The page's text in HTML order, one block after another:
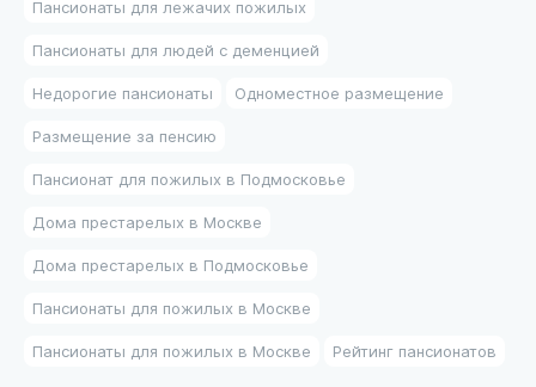
Пансионаты для лежачих пожилых
Пансионаты для людей с деменцией
Недорогие пансионаты Одноместное размещение
Размещение за пенсию
Пансионат для пожилых в Подмосковье
Дома престарелых в Москве
Дома престарелых в Подмосковье
Пансионаты для пожилых в Москве
Пансионаты для пожилых в Москве Рейтинг пансионатов